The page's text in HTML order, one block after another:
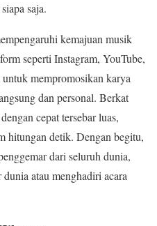
saja.
kemajuan musik
seperti Instagram, YouTube,
mempromosikan karya
dan personal. Berkat
cepat tersebar luas,
hitungan detik. Dengan begitu,
dari seluruh dunia,
atau menghadiri acara